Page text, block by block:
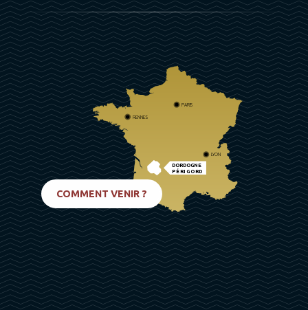
DORDOGNE
PÉRIGORD
PARIS
RENNES
LYON
COMMENT VENIR ?